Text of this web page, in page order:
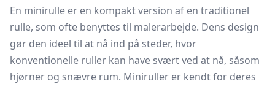
En minirulle er en kompakt version af en traditionel
rulle, som ofte benyttes til malerarbejde. Dens design
gør den ideel til at nå ind på steder, hvor
konventionelle ruller kan have svært ved at nå, såsom
hjørner og snævre rum. Miniruller er kendt for deres